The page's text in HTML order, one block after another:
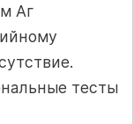
Аг
тесты